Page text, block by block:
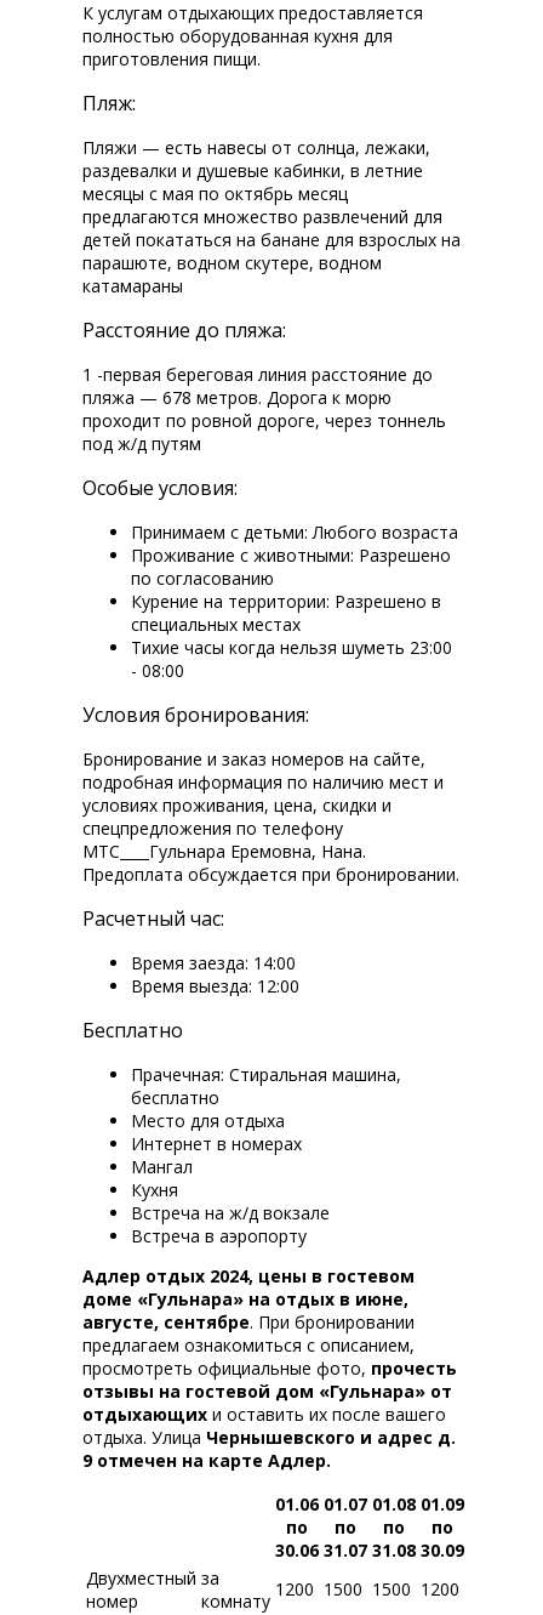
К услугам отдыхающих предоставляется
полностью оборудованная кухня для
приготовления пищи.
Пляж:
Пляжи — есть навесы от солнца, лежаки,
раздевалки и душевые кабинки, в летние
месяцы с мая по октябрь месяц
предлагаются множество развлечений для
детей покататься на банане для взрослых на
парашюте, водном скутере, водном
катамараны
Расстояние до пляжа:
1 -первая береговая линия расстояние до
пляжа — 678 метров. Дорога к морю
проходит по ровной дороге, через тоннель
под ж/д путям
Особые условия:
Принимаем с детьми: Любого возраста
Проживание с животными: Разрешено
по согласованию
Курение на территории: Разрешено в
специальных местах
Тихие часы когда нельзя шуметь 23:00
- 08:00
Условия бронирования:
Бронирование и заказ номеров на сайте,
подробная информация по наличию мест и
условиях проживания, цена, скидки и
спецпредложения по телефону
МТС____Гульнара Еремовна, Нана.
Предоплата обсуждается при бронировании.
Расчетный час:
Время заезда: 14:00
Время выезда: 12:00
Бесплатно
Прачечная: Стиральная машина,
бесплатно
Место для отдыха
Интернет в номерах
Мангал
Кухня
Встреча на ж/д вокзале
Встреча в аэропорту
Адлер отдых 2024, цены в гостевом
доме «Гульнара» на отдых в июне,
августе, сентябре. При бронировании
предлагаем ознакомиться с описанием,
просмотреть официальные фото, прочесть
отзывы на гостевой дом «Гульнара» от
отдыхающих и оставить их после вашего
отдыха. Улица Чернышевского и адрес д.
9 отмечен на карте Адлер.
01.06
по
30.06
01.07
по
31.07
01.08
по
31.08
01.09
по
30.09
Двухместный
номер
за
комнату
1200 1500 1500 1200